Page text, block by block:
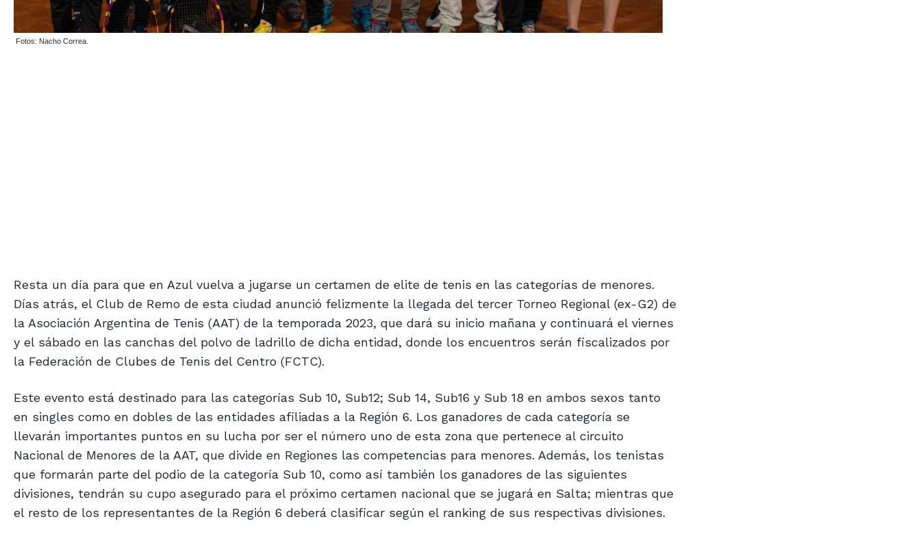
Fotos: Nacho Correa.
Resta un día para que en Azul vuelva a jugarse un certamen de elite de tenis en las categorías de menores.
Días atrás, el Club de Remo de esta ciudad anunció felizmente la llegada del tercer Torneo Regional (ex-G2) de
la Asociación Argentina de Tenis (AAT) de la temporada 2023, que dará su inicio mañana y continuará el viernes
y el sábado en las canchas del polvo de ladrillo de dicha entidad, donde los encuentros serán fiscalizados por
la Federación de Clubes de Tenis del Centro (FCTC).
Este evento está destinado para las categorías Sub 10, Sub12; Sub 14, Sub16 y Sub 18 en ambos sexos tanto
en singles como en dobles de las entidades afiliadas a la Región 6. Los ganadores de cada categoría se
llevarán importantes puntos en su lucha por ser el número uno de esta zona que pertenece al circuito
Nacional de Menores de la AAT, que divide en Regiones las competencias para menores. Además, los tenistas
que formarán parte del podio de la categoría Sub 10, como así también los ganadores de las siguientes
divisiones, tendrán su cupo asegurado para el próximo certamen nacional que se jugará en Salta; mientras que
el resto de los representantes de la Región 6 deberá clasificar según el ranking de sus respectivas divisiones.